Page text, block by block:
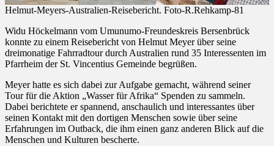
Helmut-Meyers-Australien-Reisebericht. Foto-R.Rehkamp-81
Widu Höckelmann vom Umunumo-Freundeskreis Bersenbrück
konnte zu einem Reisebericht von Helmut Meyer über seine
dreimonatige Fahrradtour durch Australien rund 35 Interessenten im
Pfarrheim der St. Vincentius Gemeinde begrüßen.
Meyer hatte es sich dabei zur Aufgabe gemacht, während seiner
Tour für die Aktion „Wasser für Afrika“ Spenden zu sammeln.
Dabei berichtete er spannend, anschaulich und interessantes über
seinen Kontakt mit den dortigen Menschen sowie über seine
Erfahrungen im Outback, die ihm einen ganz anderen Blick auf die
Menschen und Kulturen bescherte.